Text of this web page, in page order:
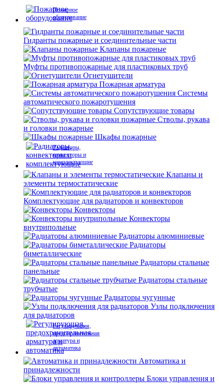
Пожарное
оборудование
Гидранты пожарные и соединительные части
Клапаны пожарные
Муфты противопожарные для пластиковых труб
Огнетушители
Пожарная арматура
Системы
автоматического пожаротушения
Сопутствующие товары
Стволы, рукава
и головки пожарные
Шкафы пожарные
Радиаторы,
конвекторы и
комплектующие
Клапаны и
элементы термостатические
Комплектующие для радиаторов и конвекторов
Конвекторы
Конвекторы
внутрипольные
Радиаторы алюминиевые
Радиаторы
биметаллические
Радиаторы стальные
панельные
Радиаторы стальные
трубчатые
Радиаторы чугунные
Узлы подключения
для радиаторов
Регулирующая,
предохранительная
арматура и
автоматика
Автоматика и
принадлежности
Блоки управления и